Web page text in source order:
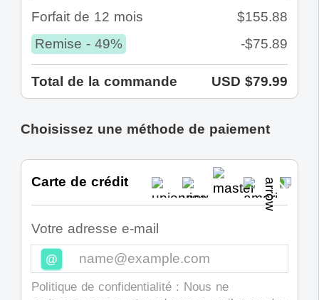
Choisissez une méthode de paiement
Carte de crédit
Votre adresse e-mail
@
Politique de confidentialité : Nous ne
Forfait de 12 mois
$155.88
Remise - 49%
-$75.89
Total de la commande USD $79.99